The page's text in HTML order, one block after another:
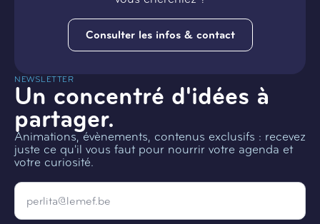
Consulter les infos & contact
NEWSLETTER
Un concentré d'idées à
partager.
Animations, évènements, contenus exclusifs : recevez
juste ce qu'il vous faut pour nourrir votre agenda et
votre curiosité.
Email